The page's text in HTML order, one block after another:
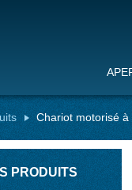
Chariot motorisé à
PRODUITS